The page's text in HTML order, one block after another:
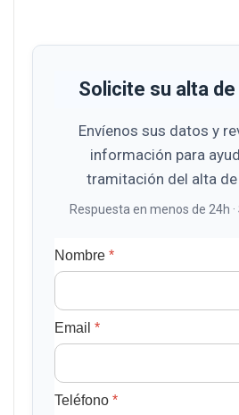
Solicite su alta
Envíenos sus datos y
información para
tramitación del alta
Respuesta en menos de 24h
Nombre *
Email *
Teléfono *